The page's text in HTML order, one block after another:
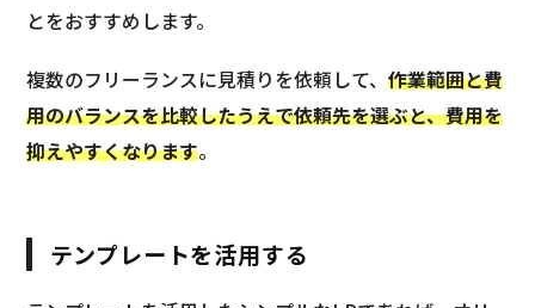
とをおすすめします。
複数のフリーランスに見積りを依頼して、作業範囲と費
用のバランスを比較したうえで依頼先を選ぶと、費用を
抑えやすくなります。
テンプレートを活用する